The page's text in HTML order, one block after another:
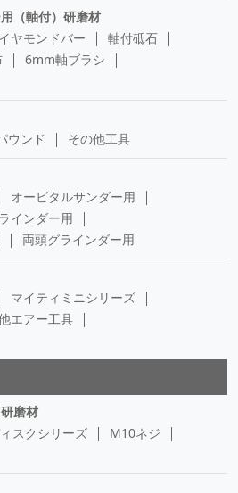
（軸付）研磨材
ヤモンドバー
軸付砥石
6mm軸ブラシ
ウンド その他工具
オービタルサンダー用
インダー用
両頭グラインダー用
マイティミニシリーズ
エアー工具
磨材
スクシリーズ
M10ネジ